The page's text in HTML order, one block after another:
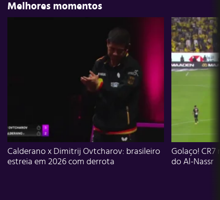
Melhores momentos
Calderano x Dimitrij Ovtcharov: brasileiro
estreia em 2026 com derrota
Golaço!
do Al-Nassr